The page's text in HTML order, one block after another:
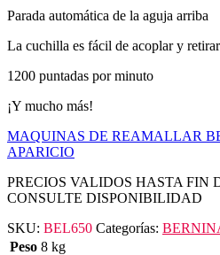
Parada automática de la aguja arriba
La cuchilla es fácil de acoplar y
1200 puntadas por minuto
¡Y mucho más!
MAQUINAS DE REAMALLAR
APARICIO
PRECIOS VALIDOS HASTA FIN
CONSULTE DISPONIBILIDAD
SKU: BEL650 Categorías:
Peso 8 kg